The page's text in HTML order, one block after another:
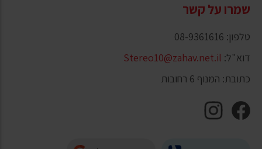
שמרו על קשר
טלפון: 08-9361616
דוא"ל: Stereo10@zahav.net.il
כתובת: המנוף 6 רחובות